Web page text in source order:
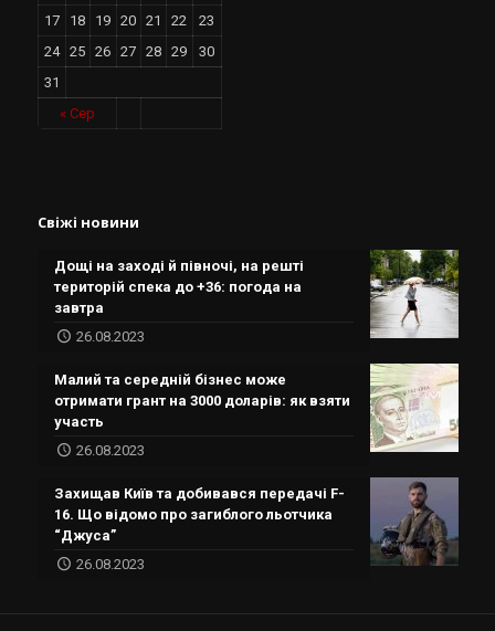
« Сер
17
18 19 20 21 22
23
24
25 26 27 28 29
30
31
Свіжі новини
Дощі на заході й півночі, на решті
територій спека до +36: погода на
завтра
26.08.2023
Малий та середній бізнес може
отримати грант на 3000 доларів: як взяти
участь
26.08.2023
Захищав Київ та добивався передачі F-
16. Що відомо про загиблого льотчика
“Джуса”
26.08.2023